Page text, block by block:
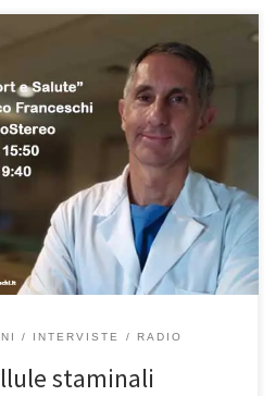
al ginocchio: “Sport e Salute”In
la mia rubrica in onda su
alle 15:50 ed ogni sabato alle
parte del tema delle infiltrazioni
la puntata qui Molto spesso i […]
INTERVISTE RADIO
staminali